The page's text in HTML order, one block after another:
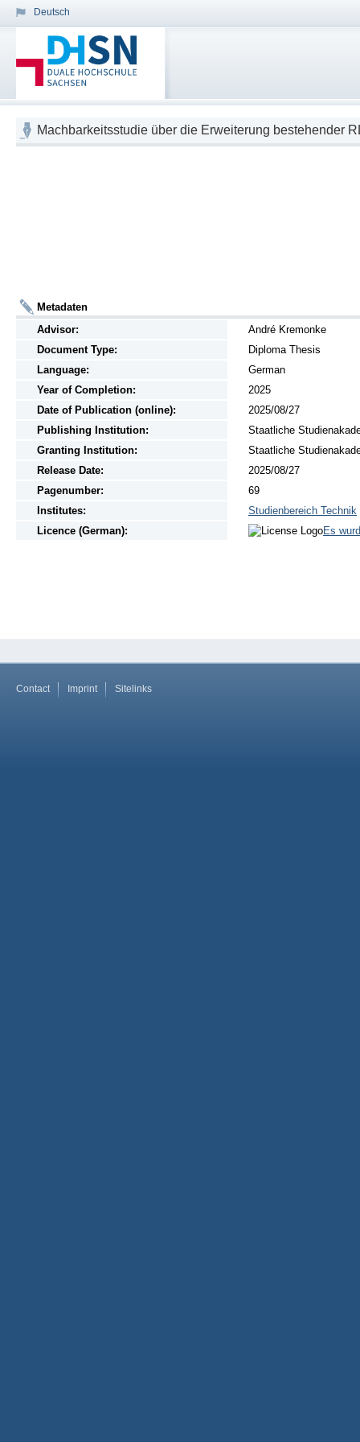
Deutsch
Machbarkeitsstudie über die Erweiterung bestehender
Metadaten
Advisor:
André Kremonke
Document Type:
Diploma Thesis
Language:
German
Year of Completion:
2025
Date of Publication (online):
2025/08/27
Publishing Institution:
Staatliche
Granting Institution:
Staatliche
Release Date:
2025/08/27
Pagenumber:
69
Institutes:
Studienbereich Technik
Licence (German):
Es
Contact Imprint Sitelinks